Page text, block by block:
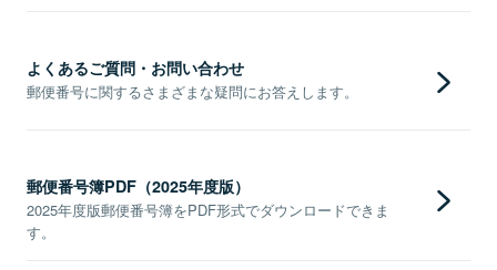
よくあるご質問・お問い合わせ
郵便番号に関するさまざまな疑問にお答えします。
郵便番号簿PDF（2025年度版）
2025年度版郵便番号簿をPDF形式でダウンロードできま
す。